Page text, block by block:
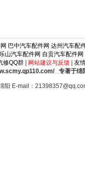
巴中汽车配件网 达州汽车配
山汽车配件网 自贡汽车配件网
修QQ群| 网站建议与反馈| 友
专著于绵
阳 E-mail：